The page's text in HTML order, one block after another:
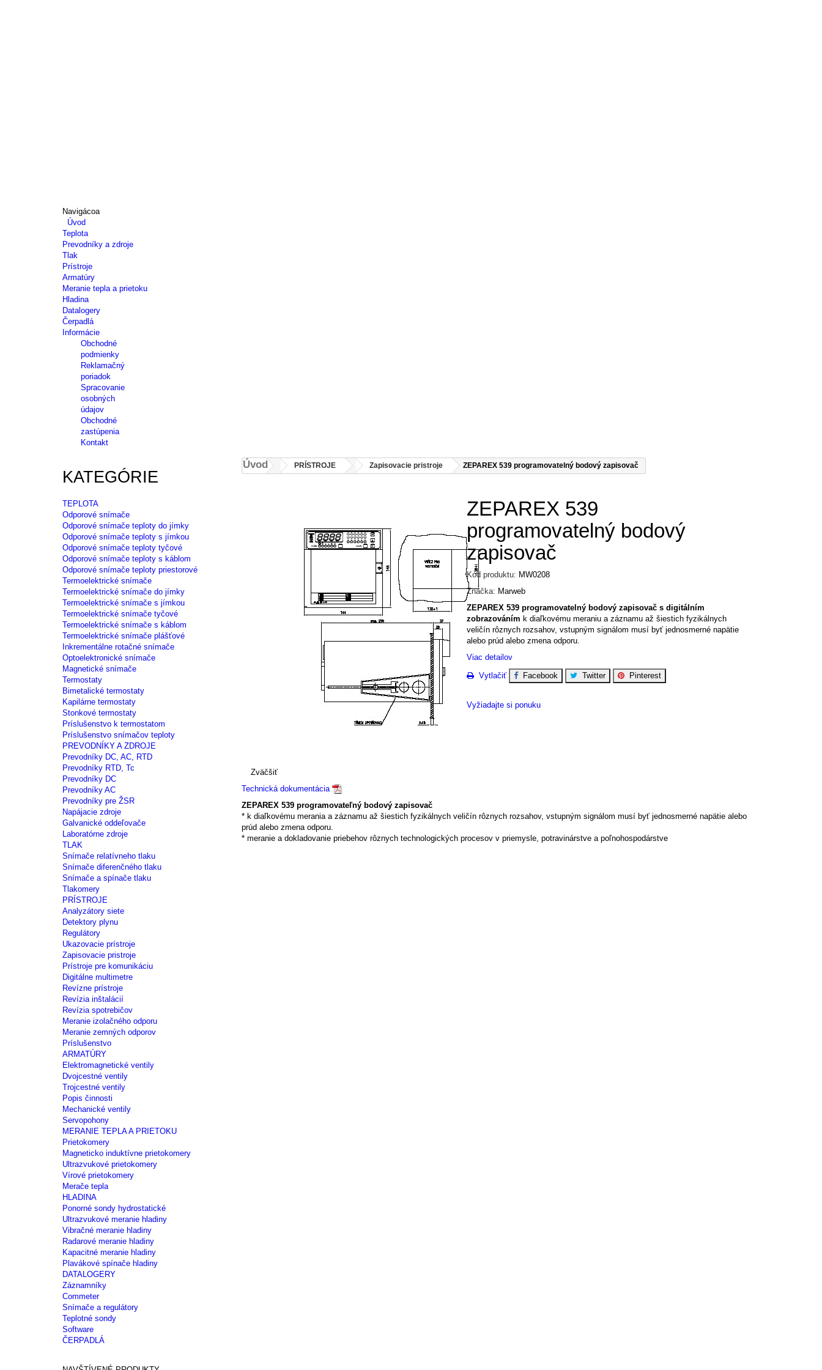
Navigácoa
Úvod
Teplota
Prevodníky a zdroje
Tlak
Prístroje
Armatúry
Meranie tepla a prietoku
Hladina
Datalogery
Čerpadlá
Informácie
Obchodné
podmienky
Reklamačný
poriadok
Spracovanie
osobných
údajov
Obchodné
zastúpenia
Kontakt
KATEGÓRIE
TEPLOTA
Odporové snímače
Odporové snímače teploty do jímky
Odporové snímače teploty s jímkou
Odporové snímače teploty tyčové
Odporové snímače teploty s káblom
Odporové snímače teploty priestorové
Termoelektrické snímače
Termoelektrické snímače do jímky
Termoelektrické snímače s jímkou
Termoelektrické snímače tyčové
Termoelektrické snímače s káblom
Termoelektrické snímače plášťové
Inkrementálne rotačné snímače
Optoelektronické snímače
Magnetické snímače
Termostaty
Bimetalické termostaty
Kapilárne termostaty
Stonkové termostaty
Príslušenstvo k termostatom
Príslušenstvo snímačov teploty
PREVODNÍKY A ZDROJE
Prevodníky DC, AC, RTD
Prevodníky RTD, Tc
Prevodníky DC
Prevodníky AC
Prevodníky pre ŽSR
Napájacie zdroje
Galvanické oddeľovače
Laboratórne zdroje
TLAK
Snímače relatívneho tlaku
Snímače diferenčného tlaku
Snímače a spínače tlaku
Tlakomery
PRÍSTROJE
Analyzátory siete
Detektory plynu
Regulátory
Ukazovacie prístroje
Zapisovacie pristroje
Prístroje pre komunikáciu
Digitálne multimetre
Revízne prístroje
Revízia inštalácií
Revízia spotrebičov
Meranie izolačného odporu
Meranie zemných odporov
Príslušenstvo
ARMATÚRY
Elektromagnetické ventily
Dvojcestné ventily
Trojcestné ventily
Popis činnosti
Mechanické ventily
Servopohony
MERANIE TEPLA A PRIETOKU
Prietokomery
Magneticko induktívne prietokomery
Ultrazvukové prietokomery
Vírové prietokomery
Merače tepla
HLADINA
Ponorné sondy hydrostatické
Ultrazvukové meranie hladiny
Vibračné meranie hladiny
Radarové meranie hladiny
Kapacitné meranie hladiny
Plavákové spínače hladiny
DATALOGERY
Záznamníky
Commeter
Snímače a regulátory
Teplotné sondy
Software
ČERPADLÁ
Úvod PRÍSTROJE Zapisovacie pristroje ZEPAREX 539 programovatelný bodový zapisovač
Zväčšiť
ZEPAREX 539
programovatelný bodový
zapisovač
Kód produktu: MW0208
Značka: Marweb
ZEPAREX 539 programovatelný bodový zapisovač s digitálním
zobrazováním k diaľkovému meraniu a záznamu až šiestich fyzikálnych
veličín rôznych rozsahov, vstupným signálom musí byť jednosmerné napätie
alebo prúd alebo zmena odporu.
Viac detailov
Vytlačiť
Facebook Twitter Pinterest
Vyžiadajte si ponuku
Technická dokumentácia
ZEPAREX 539 programovateľný bodový zapisovač
* k diaľkovému merania a záznamu až šiestich fyzikálnych veličín rôznych rozsahov, vstupným signálom musí byť jednosmerné napätie alebo
prúd alebo zmena odporu.
* meranie a dokladovanie priebehov rôznych technologických procesov v priemysle, potravinárstve a poľnohospodárstve